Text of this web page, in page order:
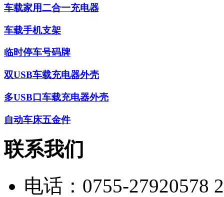
车载家用二合一充电器
车载手机支架
临时停车号码牌
双USB车载充电器外壳
多USB口车载充电器外壳
自动车床五金件
联系我们
电话： 0755-27920578